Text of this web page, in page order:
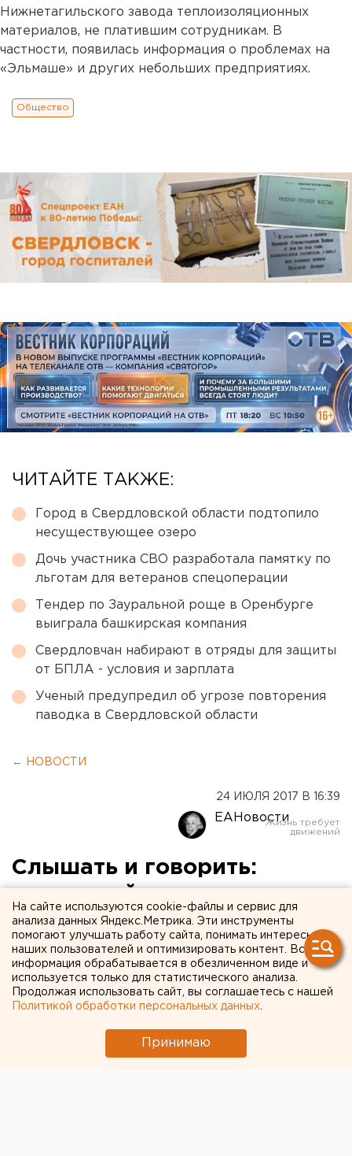
Нижнетагильского завода теплоизоляционных
материалов, не платившим сотрудникам. В
частности, появилась информация о проблемах на
«Эльмаше» и других небольших предприятиях.
Общество
ЧИТАЙТЕ ТАКЖЕ:
Город в Свердловской области подтопило
несуществующее озеро
Дочь участника СВО разработала памятку по
льготам для ветеранов спецоперации
Тендер по Зауральной роще в Оренбурге
выиграла башкирская компания
Свердловчан набирают в отряды для защиты
от БПЛА - условия и зарплата
Ученый предупредил об угрозе повторения
паводка в Свердловской области
← НОВОСТИ
24 ИЮЛЯ 2017 В 16:39
ЕАНовости
Слышать и говорить:
маленькой свердловчанке
нужны слуховые аппараты
На сайте используются cookie-файлы и сервис для
анализа данных Яндекс.Метрика. Эти инструменты
помогают улучшать работу сайта, понимать интересы
наших пользователей и оптимизировать контент. Вся
информация обрабатывается в обезличенном виде и
используется только для статистического анализа.
Продолжая использовать сайт, вы соглашаетесь с нашей
Политикой обработки персональных данных
Принимаю